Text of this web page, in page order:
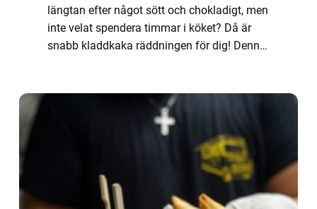
längtan efter något sött och chokladigt, men
inte velat spendera timmar i köket? Då är
snabb kladdkaka räddningen för dig! Denna